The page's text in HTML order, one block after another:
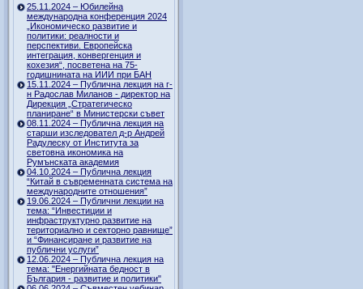
25.11.2024 – Юбилейна
международна конференция 2024
„Икономическо развитие и
политики: реалности и
перспективи. Европейска
интеграция, конвергенция и
кохезия“, посветена на 75-
годишнината на ИИИ при БАН
15.11.2024 – Публична лекция на г-
н Радослав Миланов - директор на
Дирекция „Стратегическо
планиране“ в Министерски съвет
08.11.2024 – Публична лекция на
старши изследовател д-р Андрей
Радулеску от Института за
световна икономика на
Румънската академия
04.10.2024 – Публична лекция
“Китай в съвременната система на
международните отношения”
19.06.2024 – Публични лекции на
тема: “Инвестиции и
инфраструктурно развитие на
териториално и секторно равнище”
и “Финансиране и развитие на
публични услуги”
12.06.2024 – Публична лекция на
тема: "Енергийната бедност в
България - развитие и политики"